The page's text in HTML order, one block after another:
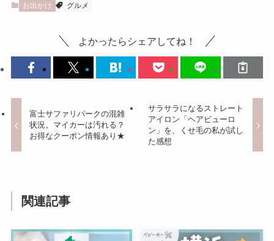
お出かけ グルメ
よかったらシェアしてね！
富士サファリパークの混雑
状況。マイカーは汚れる？
お得なクーポン情報あり★
サラサラになるストレート
アイロン「ヘアビューロ
ン」を、くせ毛の私が試し
た感想
関連記事